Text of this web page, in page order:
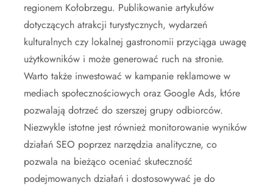
regionem Kołobrzegu. Publikowanie artykułów
dotyczących atrakcji turystycznych, wydarzeń
kulturalnych czy lokalnej gastronomii przyciąga uwagę
użytkowników i może generować ruch na stronie.
Warto także inwestować w kampanie reklamowe w
mediach społecznościowych oraz Google Ads, które
pozwalają dotrzeć do szerszej grupy odbiorców.
Niezwykle istotne jest również monitorowanie wyników
działań SEO poprzez narzędzia analityczne, co
pozwala na bieżąco oceniać skuteczność
podejmowanych działań i dostosowywać je do